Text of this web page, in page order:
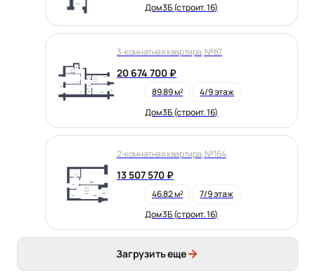
Дом 3Б (строит. 16)
3-комнатная квартира, №87
20 674 700 ₽
89.89 м²
4/9 этаж
Дом 3Б (строит. 16)
2-комнатная квартира, №164
13 507 570 ₽
46.82 м²
7/9 этаж
Дом 3Б (строит. 16)
Загрузить еще